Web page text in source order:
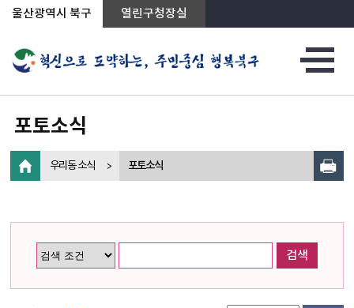
상단메뉴로 바로가기
전체메뉴로 바로가기
왼쪽메뉴로 바로가기
본문으로 바로가기
울산광역시 북구 열린구청장실
포토소식
우리동 소식 포토소식
검색